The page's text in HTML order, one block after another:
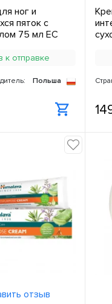
ног и
пяток с
75 мл ЕС
к отправке
Польша
отзыв